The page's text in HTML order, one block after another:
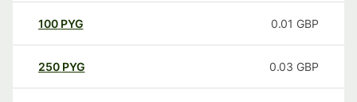
100 PYG 0.01 GBP
250 PYG 0.03 GBP